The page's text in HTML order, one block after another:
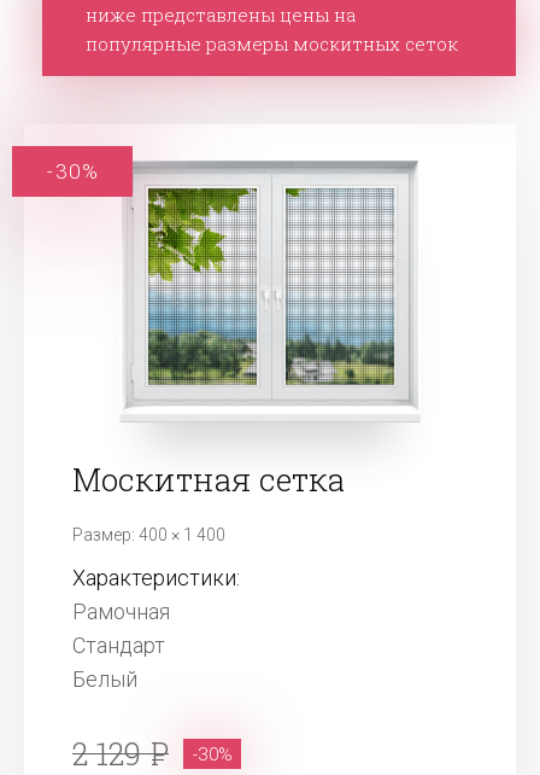
ниже представлены цены на
популярные размеры москитных сеток
Москитная сетка
Размер: 400 × 1 400
Характеристики:
Рамочная
Стандарт
Белый
2 129 -30%
-30%